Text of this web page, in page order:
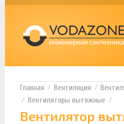
Вентиляция
Вентиляторы вытяжные
Вентилятор